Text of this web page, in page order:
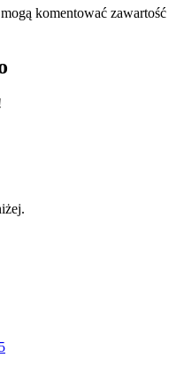
komentować zawartość